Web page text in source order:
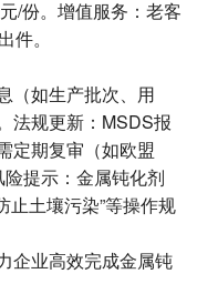
/份。增值服务：老客
件。
（如生产批次、用
法规更新‌：MSDS报
定期复审（如欧盟
提示‌：金属钝化剂
止土壤污染”等操作规
企业高效完成金属钝